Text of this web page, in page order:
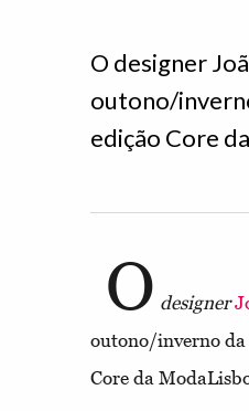
O designer
outono/
edição Core
O designer
outono/inverno da
Core da